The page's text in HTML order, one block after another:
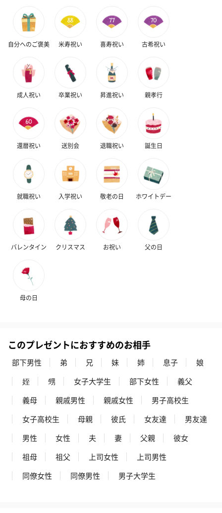
リラックスグッズ
（ブルー）（748円）
（イエロー）（748円）
ハンドタオル・ハンカチ
ハンドタオル・ハンカチを同梱してお届けいたします。ギフトへ
の＋αにおすすめです。
花束ハンドタオル（ピ
ンク）（1,760円）
花束ハンドタオル（ブ
ルー）（1,760円）
ワイト）（
キャンドル・お香
キャンドル・お香を同梱してお届けいたします。
自分へのご褒美 米寿祝い 喜寿祝い 古希祝い
成人祝い 卒業祝い 昇進祝い 親孝行
還暦祝い 送別会 退職祝い 誕生日
就職祝い 入学祝い 敬老の日 ホワイトデー
バレンタイン クリスマス お祝い 父の日
母の日
このプレゼントにおすすめのお相手
部下男性 弟 兄 妹 姉 息子
娘
姪
甥 女子大学生 部下女性
義父
義母
親戚男性 親戚女性
男子高校生
女子高校生
母親 彼氏 女友達
男友達
男性
女性 夫 妻 父親
彼女
祖母
祖父 上司女性
上司男性
同僚女性
同僚男性 男子大学生